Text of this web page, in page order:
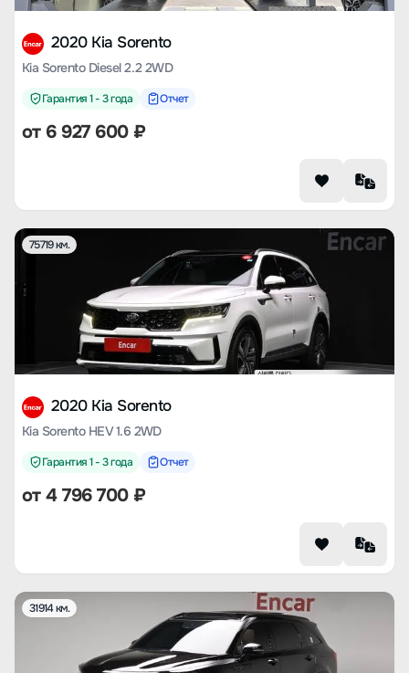
2020 Kia Sorento
Kia Sorento Diesel 2.2 2WD
Гарантия 1 - 3 года Отчет
от 6 927 600₽
75719 км.
2020 Kia Sorento
Kia Sorento HEV 1.6 2WD
Гарантия 1 - 3 года Отчет
от4 796 700₽
31914 км.